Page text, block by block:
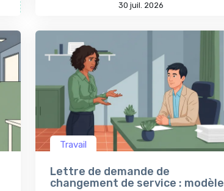
30 juil. 2026
Travail
Lettre de demande de
changement de service : modèle